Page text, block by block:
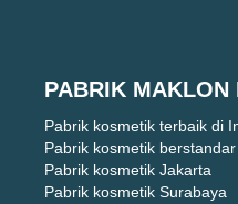
PABRIK MAKLON
Pabrik kosmetik terbaik di
Pabrik kosmetik berstandar
Pabrik kosmetik Jakarta
Pabrik kosmetik Surabaya